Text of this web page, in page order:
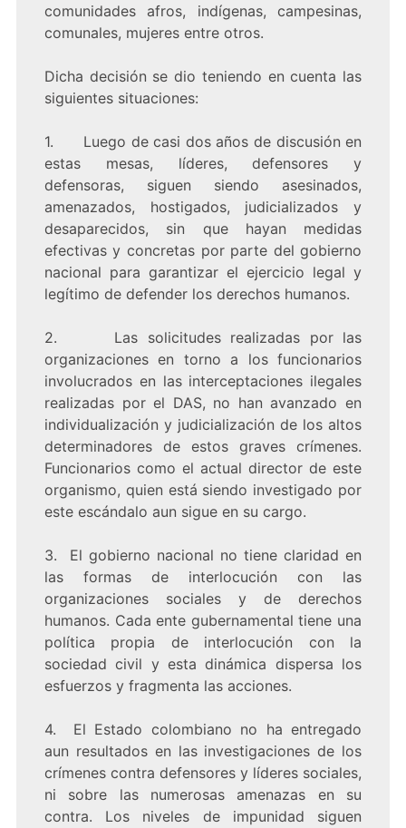
comunidades afros, indígenas, campesinas,
comunales, mujeres entre otros.
Dicha decisión se dio teniendo en cuenta las
siguientes situaciones:
1. Luego de casi dos años de discusión en
estas mesas, líderes, defensores y
defensoras, siguen siendo asesinados,
amenazados, hostigados, judicializados y
desaparecidos, sin que hayan medidas
efectivas y concretas por parte del gobierno
nacional para garantizar el ejercicio legal y
legítimo de defender los derechos humanos.
2. Las solicitudes realizadas por las
organizaciones en torno a los funcionarios
involucrados en las interceptaciones ilegales
realizadas por el DAS, no han avanzado en
individualización y judicialización de los altos
determinadores de estos graves crímenes.
Funcionarios como el actual director de este
organismo, quien está siendo investigado por
este escándalo aun sigue en su cargo.
3. El gobierno nacional no tiene claridad en
las formas de interlocución con las
organizaciones sociales y de derechos
humanos. Cada ente gubernamental tiene una
política propia de interlocución con la
sociedad civil y esta dinámica dispersa los
esfuerzos y fragmenta las acciones.
4. El Estado colombiano no ha entregado
aun resultados en las investigaciones de los
crímenes contra defensores y líderes sociales,
ni sobre las numerosas amenazas en su
contra. Los niveles de impunidad siguen